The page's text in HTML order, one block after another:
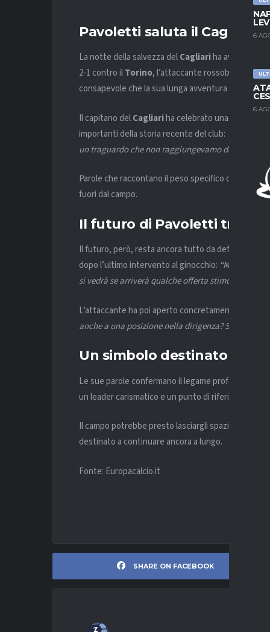
6
6
Pavoletti saluta il Cagliari
La notte della salvezza delCagliariha avuto il
2-1 contro ilTorino, l’attaccante rossoblù ha
consapevole che la sua lunga avventura in
Il capitano delCagliariha celebrato una serata
importanti della storia recente del club: “È stata
un traguardo che non raggiungevamo da anni”
Parole che raccontano il peso specifico di un
fuori dal campo.
Il futuro di Pavoletti tra
Il futuro, però, resta ancora tutto da definire.
dopo l’ultimo intervento al ginocchio: “Mi sono
si vedrà se arriverà qualche offerta stimolante”
L’attaccante ha poi aperto concretamente
anche a una posizione nella dirigenza? Sarei
Un simbolo destinato a
Le sue parole confermano il legame profondo con il
un leader carismatico e un punto di riferimento per
Il campo potrebbe presto lasciargli spazio dietro
destinato a continuare ancora a lungo.
Fonte: Europacalcio.it
SHARE ON FACEBOOK